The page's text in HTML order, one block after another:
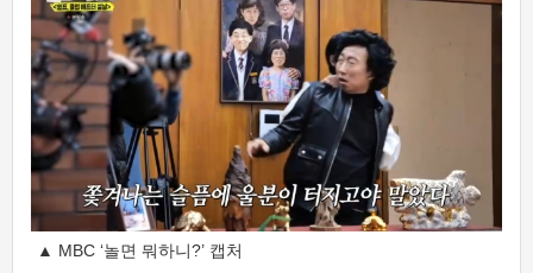
▲ MBC ‘놀면 뭐하니?’ 캡처